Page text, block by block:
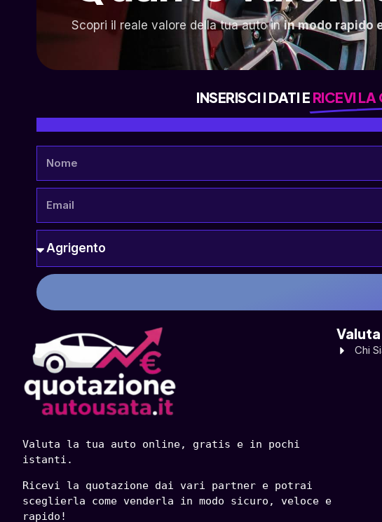
Scopri il reale valore della tua auto inin modo rapido
INSERISCI I DATI E RICEVI
Valuta la tua auto online, gratis e in pochi
istanti.
Ricevi la quotazione dai vari partner e potrai
sceglierla come venderla in modo sicuro, veloce e
rapido!
Chi